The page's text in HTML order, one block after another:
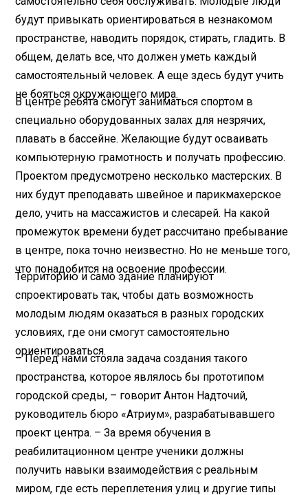
будут привыкать ориентироваться в незнакомом
пространстве, наводить порядок, стирать, гладить. В
общем, делать все, что должен уметь каждый
самостоятельный человек. А еще здесь будут учить
не бояться окружающего мира.
В центре ребята смогут заниматься спортом в
специально оборудованных залах для незрячих,
плавать в бассейне. Желающие будут осваивать
компьютерную грамотность и получать профессию.
Проектом предусмотрено несколько мастерских. В
них будут преподавать швейное и парикмахерское
дело, учить на массажистов и слесарей. На какой
промежуток времени будет рассчитано пребывание
в центре, пока точно неизвестно. Но не меньше того,
что понадобится на освоение профессии.
Территорию и само здание планируют
спроектировать так, чтобы дать возможность
молодым людям оказаться в разных городских
условиях, где они смогут самостоятельно
ориентироваться.
– Перед нами стояла задача создания такого
пространства, которое являлось бы прототипом
городской среды, – говорит Антон Надточий,
руководитель бюро «Атриум», разрабатывавшего
проект центра. – За время обучения в
реабилитационном центре ученики должны
получить навыки взаимодействия с реальным
миром, где есть переплетения улиц и другие типы